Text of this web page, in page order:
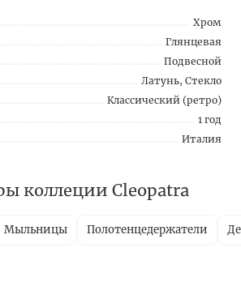
Хром
Глянцевая
Подвесной
Латунь, Стекло
Классический (ретро)
1 год
Италия
коллеции Cleopatra
Мыльницы Полотенцедержатели